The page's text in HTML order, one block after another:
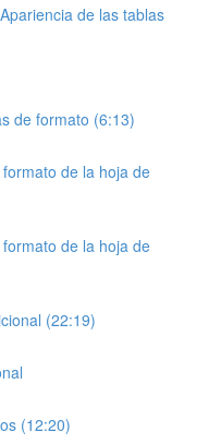
de las tablas
de formato (6:13)
de la hoja de
de la hoja de
(22:19)
(12:20)